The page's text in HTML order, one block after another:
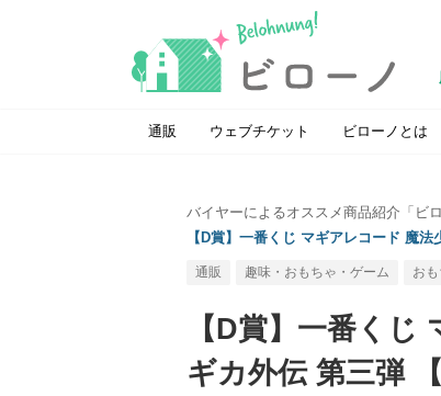
通販 ウェブチケット ビローノとは
バイヤーによるオススメ商品紹介「ビロ
【D賞】一番くじ マギアレコード 魔
通販 趣味・おもちゃ・ゲーム おも
【D賞】一番く
ギカ外伝 第三弾